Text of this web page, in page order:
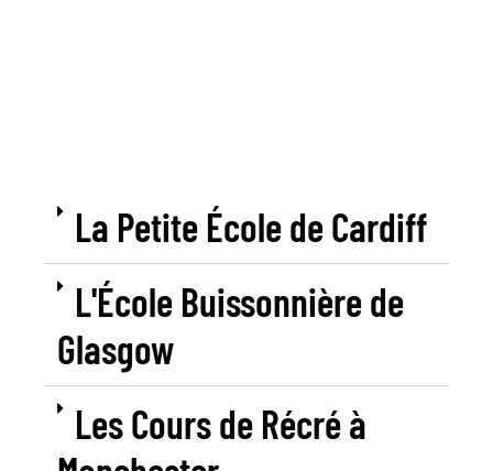
La Petite École de Cardiff
L'École Buissonnière de
Glasgow
Les Cours de Récré à